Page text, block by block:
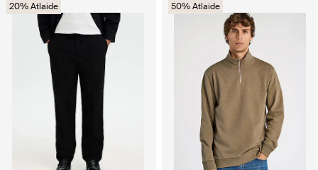
20% Atlaide 50% Atlaide